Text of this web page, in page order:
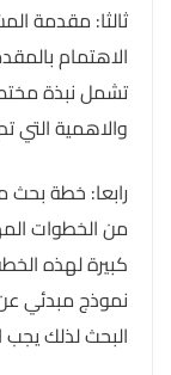
ثالثا: مقدمة
الاهتمام
تشمل نبذة
والاهمية التي
رابعا: خطة بحث
من الخطوات
كبيرة لهذه
نموذج مبدئي
البحث لذلك